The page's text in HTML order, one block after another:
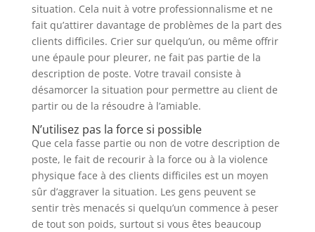
situation. Cela nuit à votre professionnalisme et ne
fait qu’attirer davantage de problèmes de la part des
clients difficiles. Crier sur quelqu’un, ou même offrir
une épaule pour pleurer, ne fait pas partie de la
description de poste. Votre travail consiste à
désamorcer la situation pour permettre au client de
partir ou de la résoudre à l’amiable.
N’utilisez pas la force si possible
Que cela fasse partie ou non de votre description de
poste, le fait de recourir à la force ou à la violence
physique face à des clients difficiles est un moyen
sûr d’aggraver la situation. Les gens peuvent se
sentir très menacés si quelqu’un commence à peser
de tout son poids, surtout si vous êtes beaucoup